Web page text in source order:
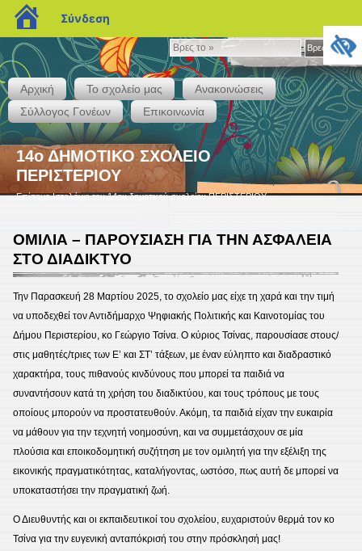
Βρες
το
»
Βρες το »
Αρχική Το σχολείο μας
Ανακοινώσεις
Σύλλογος Γονέων
Επικοινωνία
14ο ΔΗΜΟΤΙΚΟ ΣΧΟΛΕΙΟ
ΠΕΡΙΣΤΕΡΙΟΥ
Επίσημο Ιστολόγιο του 14ου δημοτικού σχολείου ΠΕΡΙΣΤΕΡΙΟΥ
ΟΜΙΛΙΑ – ΠΑΡΟΥΣΙΑΣΗ ΓΙΑ ΤΗΝ ΑΣΦΑΛΕΙΑ
ΣΤΟ ΔΙΑΔΙΚΤΥΟ
Την Παρασκευή 28 Μαρτίου 2025, το σχολείο μας είχε τη χαρά και την τιμή
να υποδεχθεί τον Αντιδήμαρχο Ψηφιακής Πολιτικής και Καινοτομίας του
Δήμου Περιστερίου, κο Γεώργιο Τσίνα. Ο κύριος Τσίνας, παρουσίασε στους/
στις μαθητές/τριες των Ε’ και ΣΤ’ τάξεων, με έναν εύληπτο και διαδραστικό
χαρακτήρα, τους πιθανούς κινδύνους που μπορεί τα παιδιά να
συναντήσουν κατά τη χρήση του διαδικτύου, και τους τρόπους με τους
οποίους μπορούν να προστατευθούν. Ακόμη, τα παιδιά είχαν την ευκαιρία
να μάθουν για την τεχνητή νοημοσύνη, και να συμμετάσχουν σε μία
πλούσια και εποικοδομητική συζήτηση με τον ομιλητή για την εξέλιξη της
εικονικής πραγματικότητας, καταλήγοντας, ωστόσο, πως αυτή δε μπορεί να
υποκαταστήσει την πραγματική ζωή.
Ο Διευθυντής και οι εκπαιδευτικοί του σχολείου, ευχαριστούν θερμά τον κο
Τσίνα για την ευγενική ανταπόκρισή του στην πρόσκλησή μας!
blogs.sch.gr
Σύνδεση